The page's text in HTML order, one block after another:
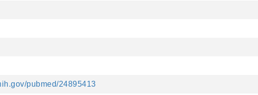
pubmed/24895413